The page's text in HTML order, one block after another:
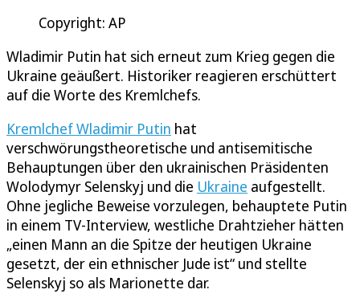
Copyright: AP
Wladimir Putin hat sich erneut zum Krieg gegen die
Ukraine geäußert. Historiker reagieren erschüttert
auf die Worte des Kremlchefs.
Kremlchef Wladimir Putin hat
verschwörungstheoretische und antisemitische
Behauptungen über den ukrainischen Präsidenten
Wolodymyr Selenskyj und die Ukraine aufgestellt.
Ohne jegliche Beweise vorzulegen, behauptete Putin
in einem TV-Interview, westliche Drahtzieher hätten
„einen Mann an die Spitze der heutigen Ukraine
gesetzt, der ein ethnischer Jude ist“ und stellte
Selenskyj so als Marionette dar.